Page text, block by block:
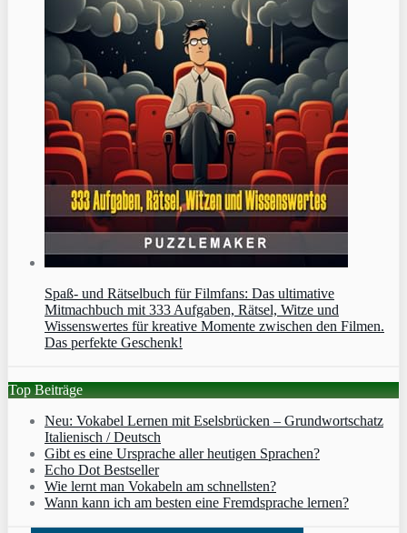
Spaß- und Rätselbuch für Filmfans: Das ultimative
Mitmachbuch mit 333 Aufgaben, Rätsel, Witze und
Wissenswertes für kreative Momente zwischen den Filmen.
Das perfekte Geschenk!
Top Beiträge
Neu: Vokabel Lernen mit Eselsbrücken – Grundwortschatz
Italienisch / Deutsch
Gibt es eine Ursprache aller heutigen Sprachen?
Echo Dot Bestseller
Wie lernt man Vokabeln am schnellsten?
Wann kann ich am besten eine Fremdsprache lernen?